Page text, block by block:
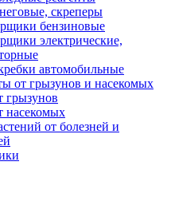
скреперы
бензиновые
электрические,
автомобильные
от грызунов и насекомых
грызунов
насекомых
от болезней и